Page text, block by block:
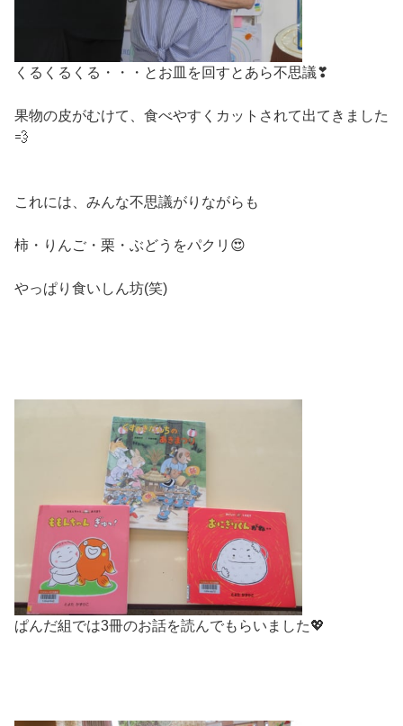
くるくるくる・・・とお皿を回すとあら不思議❣
果物の皮がむけて、食べやすくカットされて出てきました
💨
これには、みんな不思議がりながらも
柿・りんご・栗・ぶどうをパクリ😍
やっぱり食いしん坊(笑)
ぱんだ組では3冊のお話を読んでもらいました💖